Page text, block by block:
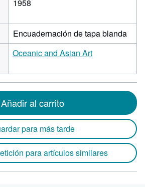
1958
Encuadernación de tapa blanda
Oceanic and Asian Art
Añadir al carrito
para más tarde
para artículos similares